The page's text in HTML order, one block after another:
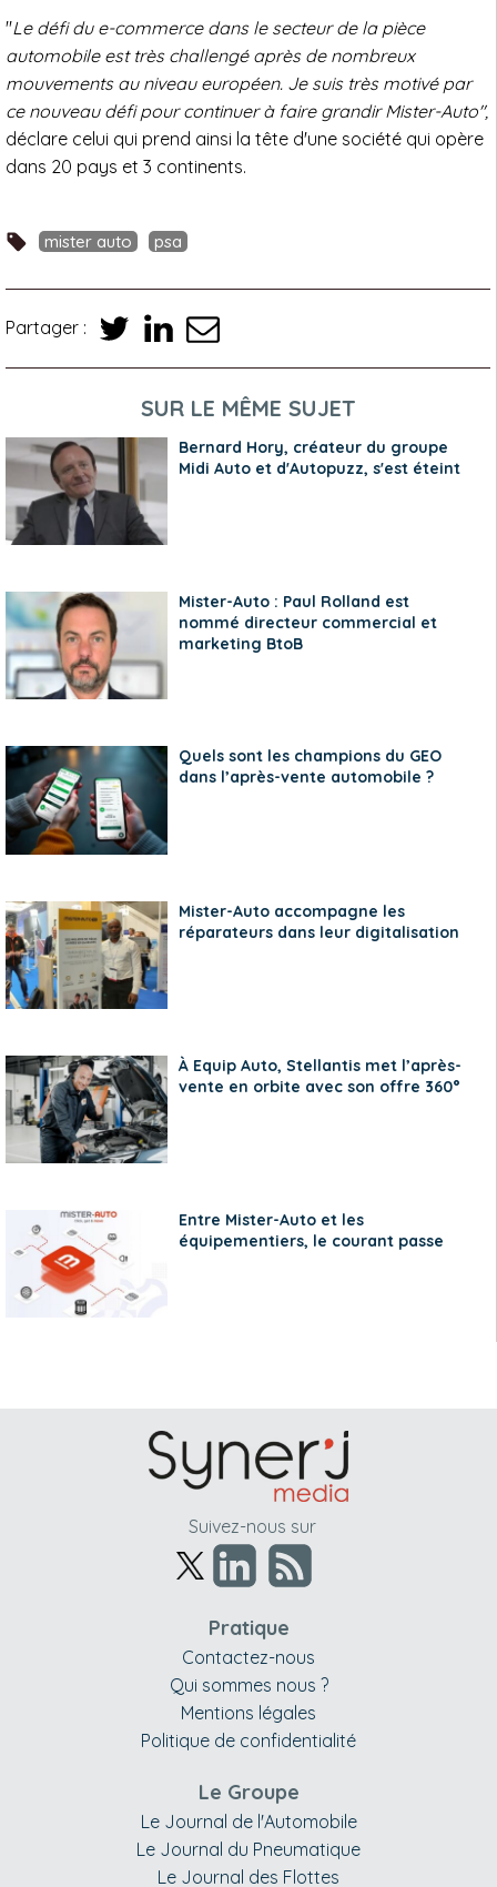
"Le défi du e-commerce dans le secteur de la pièce
automobile est très challengé après de nombreux
mouvements au niveau européen. Je suis très motivé par
ce nouveau défi pour continuer à faire grandir Mister-Auto",
déclare celui qui prend ainsi la tête d'une société qui opère
dans 20 pays et 3 continents.
mister auto psa
Partager :
SUR LE MÊME SUJET
Bernard Hory, créateur du groupe
Midi Auto et d'Autopuzz, s'est éteint
Mister-Auto : Paul Rolland est
nommé directeur commercial et
marketing BtoB
Quels sont les champions du GEO
dans l’après-vente automobile ?
Mister-Auto accompagne les
réparateurs dans leur digitalisation
À Equip Auto, Stellantis met l’après-
vente en orbite avec son offre 360°
Entre Mister-Auto et les
équipementiers, le courant passe
Suivez-nous sur
Pratique
Contactez-nous
Qui sommes nous ?
Mentions légales
Politique de confidentialité
Le Groupe
Le Journal de l'Automobile
Le Journal du Pneumatique
Le Journal des Flottes